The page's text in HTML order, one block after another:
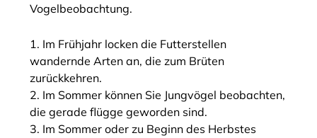
Vogelbeobachtung.
Im Frühjahr locken die Futterstellen
wandernde Arten an, die zum Brüten
zurückkehren.
Im Sommer können Sie Jungvögel beobachten,
die gerade flügge geworden sind.
Im Sommer oder zu Beginn des Herbstes